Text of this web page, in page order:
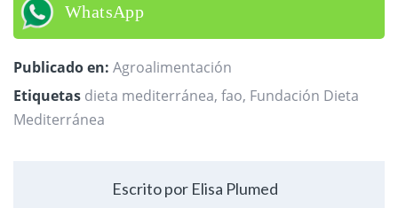
WhatsApp
Publicado en: Agroalimentación
Etiquetas dieta mediterránea, fao, Fundación Dieta
Mediterránea
Escrito por Elisa Plumed